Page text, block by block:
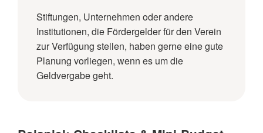
Stiftungen, Unternehmen oder andere
Institutionen, die Fördergelder für den Verein
zur Verfügung stellen, haben gerne eine gute
Planung vorliegen, wenn es um die
Geldvergabe geht.